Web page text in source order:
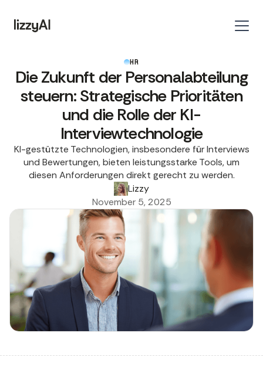
HR
Die Zukunft der Personalabteilung
steuern: Strategische Prioritäten
und die Rolle der KI-
Interviewtechnologie
KI-gestützte Technologien, insbesondere für Interviews
und Bewertungen, bieten leistungsstarke Tools, um
diesen Anforderungen direkt gerecht zu werden.
Lizzy
November 5, 2025